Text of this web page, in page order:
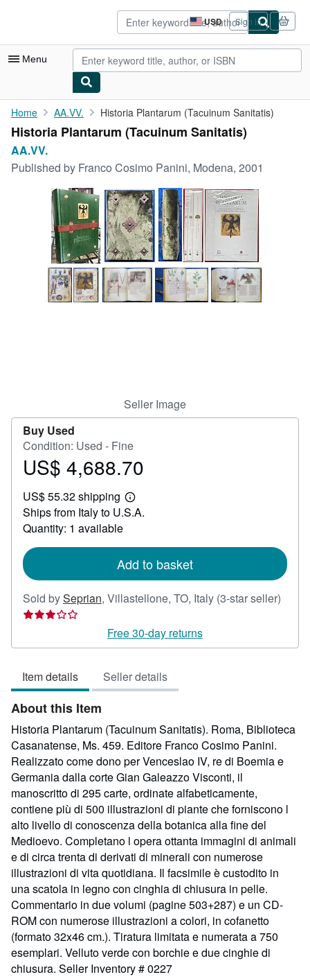
USD
Site
shopping
preferences
Sign in
Menu
My Account
My Purchases
Rare Books
Art & Collectibles
Textbooks
Start Selling
Home AA.VV. Historia Plantarum (Tacuinum Sanitatis)
Historia Plantarum (Tacuinum Sanitatis)
AA.VV.
Published by Franco Cosimo Panini, Modena, 2001
Seller Image
Buy Used
Condition: Used - Fine
Price
4,688.70
US$ 4,688.70
US$ 55.32 shipping
Learn
more
Ships from Italy to U.S.A.
Quantity: 1 available
Add to basket
Sold bySeprian, Villastellone, TO, Italy (3-star seller)
out
Free 30-day returns
Item details Seller details
About this Item
Historia Plantarum (Tacuinum Sanitatis). Roma, Biblioteca
Casanatense, Ms. 459. Editore Franco Cosimo Panini.
Realizzato come dono per Venceslao IV, re di Boemia e
Germania dalla corte Gian Galeazzo Visconti, il
manoscritto di 295 carte, ordinate alfabeticamente,
contiene più di 500 illustrazioni di piante che forniscono l
alto livello di conoscenza della botanica alla fine del
Medioevo. Completano l opera ottanta immagini di animali
e di circa trenta di derivati di minerali con numerose
illustrazioni di vita quotidiana. Il facsimile è custodito in
una scatola in legno con cinghia di chiusura in pelle.
Commentario in due volumi (pagine 503+287) e un CD-
ROM con numerose illustrazioni a colori, in cofanetto
(formato 32x46 cm.). Tiratura limitata e numerata a 750
esemplari. Velluto verde con borchie e due cinghie di
chiusura. Seller Inventory # 0227